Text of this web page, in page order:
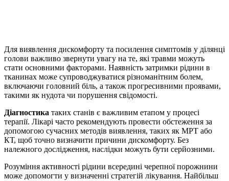
Для виявлення дискомфорту та посилення симптомів у ділянці
голови важливо звернути увагу на те, які травми можуть
стати основними факторами. Наявність затримки рідини в
тканинах може супроводжуватися різноманітним болем,
включаючи головний біль, а також прогресивними проявами,
такими як нудота чи порушення свідомості.
Діагностика таких станів є важливим етапом у процесі
терапії. Лікарі часто рекомендують провести обстеження за
допомогою сучасних методів виявлення, таких як МРТ або
КТ, щоб точно визначити причини дискомфорту. Без
належного дослідження, наслідки можуть бути серйозними.
Розуміння активності рідини всередині черепної порожнини
може допомогти у визначенні стратегій лікування. Найбільш